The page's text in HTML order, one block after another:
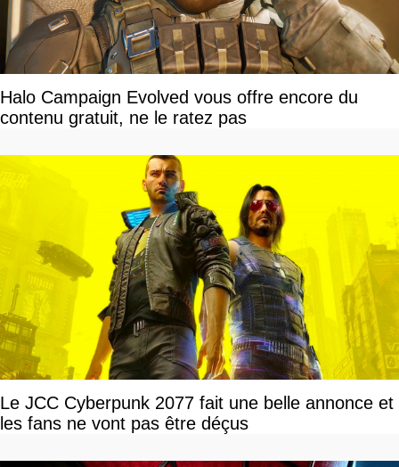
Halo Campaign Evolved vous offre encore du
contenu gratuit, ne le ratez pas
Le JCC Cyberpunk 2077 fait une belle annonce et
les fans ne vont pas être déçus